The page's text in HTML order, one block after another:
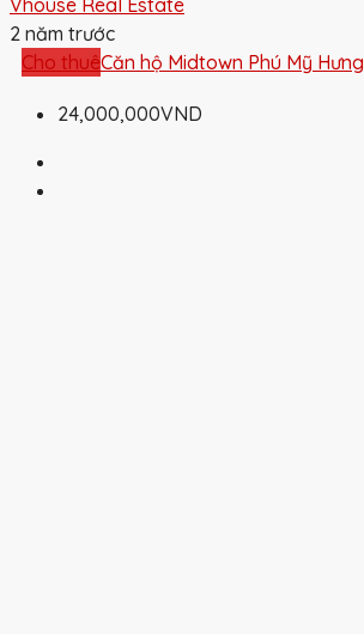
2 năm trước
Cho thuêCăn hộ Midtown Phú Mỹ Hưng
24,000,000VND